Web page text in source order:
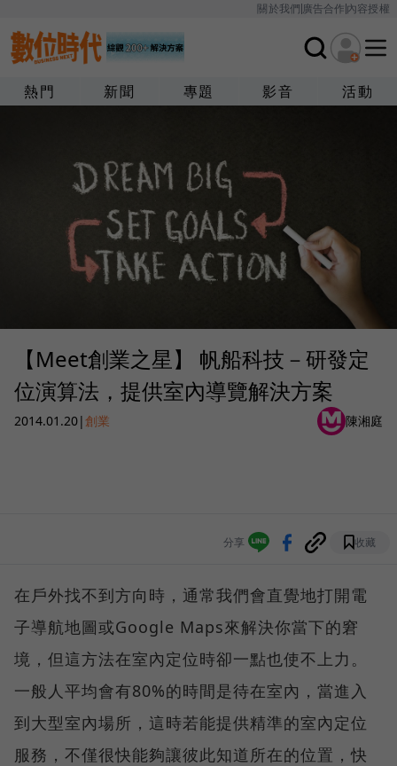
關於我們廣告合作內容授權
熱門 新聞 專題 影音 活動
【Meet創業之星】 帆船科技－研發定
位演算法，提供室內導覽解決方案
2014.01.20|創業 陳湘庭
分享 收藏
在戶外找不到方向時，通常我們會直覺地打開電
子導航地圖或Google Maps來解決你當下的窘
境，但這方法在室內定位時卻一點也使不上力。
一般人平均會有80%的時間是待在室內，當進入
到大型室內場所，這時若能提供精準的室內定位
服務，不僅很快能夠讓彼此知道所在的位置，快